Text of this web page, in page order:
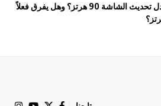
ما هو معدل تحديث الشاشة 90 هرتز؟ وهل يفرق فعلاً